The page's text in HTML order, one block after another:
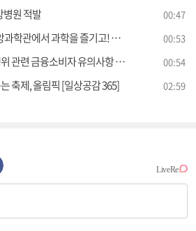
병원 적발 00:47
관에서 과학을 즐기고! 배우자! 00:53
련 금융소비자 유의사항 안내 00:54
축제, 올림픽 [일상공감 365] 02:59